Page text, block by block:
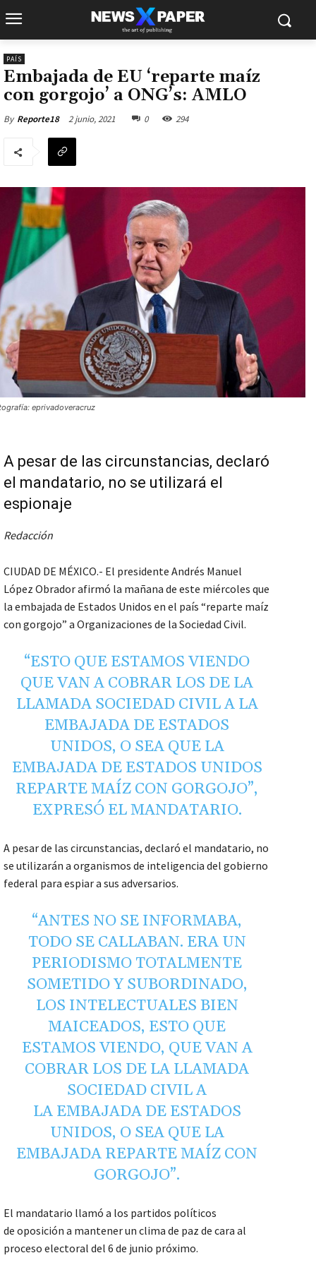
PAÍS
Embajada de EU ‘reparte maíz
con gorgojo’ a ONG’s: AMLO
By Reporte18 2 junio, 2021 0 294
eprivadoveracruz
A pesar de las circunstancias, declaró
el mandatario, no se utilizará el
espionaje
Redacción
CIUDAD DE MÉXICO.- El presidente Andrés Manuel
López Obrador afirmó la mañana de este miércoles que
la embajada de Estados Unidos en el país “reparte maíz
con gorgojo” a Organizaciones de la Sociedad Civil.
“ESTO QUE ESTAMOS VIENDO
QUE VAN A COBRAR LOS DE LA
LLAMADA SOCIEDAD CIVIL A LA
EMBAJADA DE ESTADOS
UNIDOS, O SEA QUE LA
EMBAJADA DE ESTADOS UNIDOS
REPARTE MAÍZ CON GORGOJO”,
EXPRESÓ EL MANDATARIO.
A pesar de las circunstancias, declaró el mandatario, no
se utilizarán a organismos de inteligencia del gobierno
federal para espiar a sus adversarios.
“ANTES NO SE INFORMABA,
TODO SE CALLABAN. ERA UN
PERIODISMO TOTALMENTE
SOMETIDO Y SUBORDINADO,
LOS INTELECTUALES BIEN
MAICEADOS, ESTO QUE
ESTAMOS VIENDO, QUE VAN A
COBRAR LOS DE LA LLAMADA
SOCIEDAD CIVIL A
LA EMBAJADA DE ESTADOS
UNIDOS, O SEA QUE LA
EMBAJADA REPARTE MAÍZ CON
GORGOJO”.
El mandatario llamó a los partidos políticos
de oposición a mantener un clima de paz de cara al
proceso electoral del 6 de junio próximo.